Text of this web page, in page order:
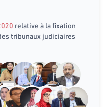
relative à la fixation
tribunaux judiciaires